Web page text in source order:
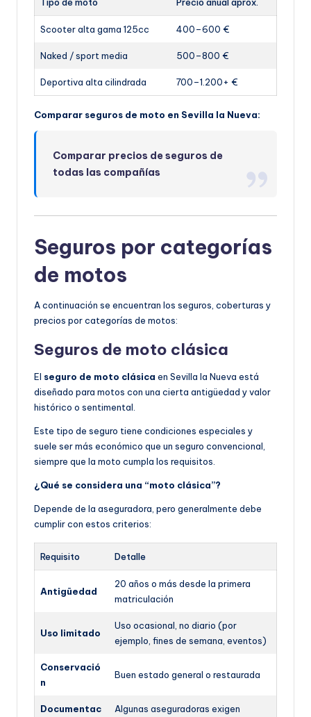
Scooter alta gama 125cc 400–600 €
Naked / sport media 500–800 €
Deportiva alta cilindrada 700–1.200+ €
Comparar seguros de moto en Sevilla la Nueva:
Comparar precios de seguros de
todas las compañías
Seguros por categorías
de motos
A continuación se encuentran los seguros, coberturas y
precios por categorías de motos:
Seguros de moto clásica
El seguro de moto clásica en Sevilla la Nueva está
diseñado para motos con una cierta antigüedad y valor
histórico o sentimental.
Este tipo de seguro tiene condiciones especiales y
suele ser más económico que un seguro convencional,
siempre que la moto cumpla los requisitos.
¿Qué se considera una “moto clásica”?
Depende de la aseguradora, pero generalmente debe
cumplir con estos criterios:
Requisito Detalle
Antigüedad
20 años o más desde la primera
matriculación
Uso limitado
Uso ocasional, no diario (por
ejemplo, fines de semana, eventos)
Conservació
n
Buen estado general o restaurada
Documentac
Algunas aseguradoras exigen